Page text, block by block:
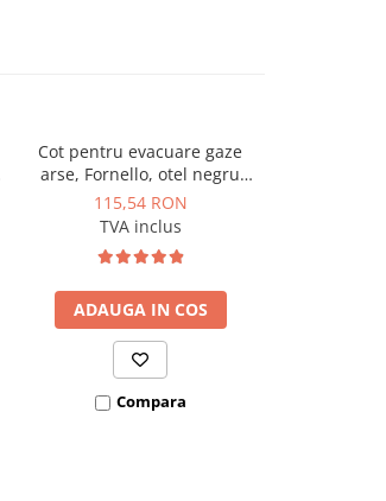
Cot pentru evacuare gaze
arse, Fornello, otel negru
pentru centrale si
termoseminee pe peleti,
cu garnitura, 90 grade
115,54 RON
TVA inclus
ADAUGA IN COS
Compara